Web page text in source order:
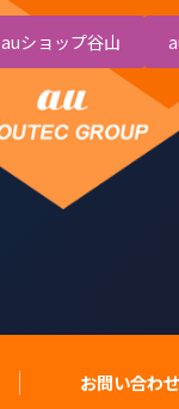
auショップ谷山
お問い合わせ